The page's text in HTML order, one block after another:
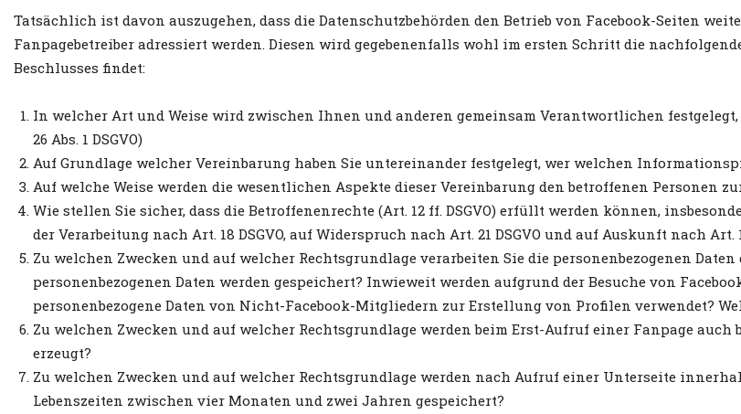
Tatsächlich ist davon auszugehen, dass die Datenschutzbehörden den Betrieb von Facebook-Seiten
Fanpagebetreiber adressiert werden. Diesen wird gegebenenfalls wohl im ersten Schritt die
Beschlusses findet:
In welcher Art und Weise wird zwischen Ihnen und anderen gemeinsam Verantwortlichen
26 Abs. 1 DSGVO)
Auf Grundlage welcher Vereinbarung haben Sie untereinander festgelegt, wer welchen
Auf welche Weise werden die wesentlichen Aspekte dieser Vereinbarung den betroffenen Personen
Wie stellen Sie sicher, dass die Betroffenenrechte (Art. 12 ff. DSGVO) erfüllt werden können,
der Verarbeitung nach Art. 18 DSGVO, auf Widerspruch nach Art. 21 DSGVO und auf Auskunft nach Art.
Zu welchen Zwecken und auf welcher Rechtsgrundlage verarbeiten Sie die personenbezogenen
personenbezogenen Daten werden gespeichert? Inwieweit werden aufgrund der Besuche von
personenbezogene Daten von Nicht-Facebook-Mitgliedern zur Erstellung von Profilen verwendet?
Zu welchen Zwecken und auf welcher Rechtsgrundlage werden beim Erst-Aufruf einer Fanpage
erzeugt?
Zu welchen Zwecken und auf welcher Rechtsgrundlage werden nach Aufruf einer Unterseite
Lebenszeiten zwischen vier Monaten und zwei Jahren gespeichert?